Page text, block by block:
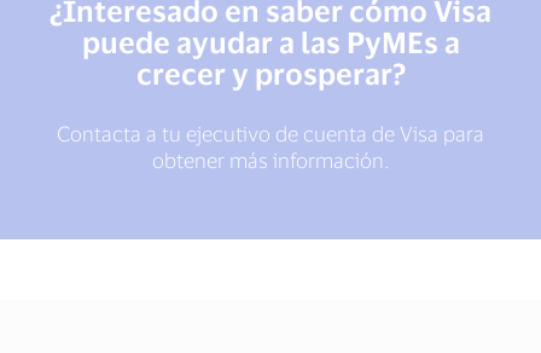
¿Interesado en saber cómo Visa
puede ayudar a las PyMEs a
crecer y prosperar?
Contacta a tu ejecutivo de cuenta de Visa para
obtener más información.